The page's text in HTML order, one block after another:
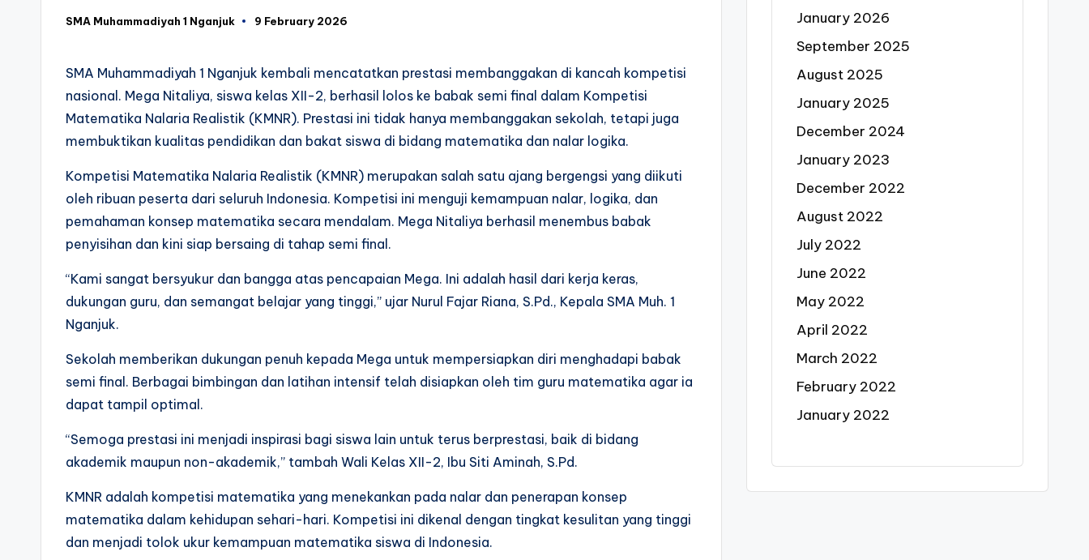
Posted
SMA Muhammadiyah 1 Nganjuk 9 February 2026
SMA Muhammadiyah 1 Nganjuk kembali mencatatkan prestasi membanggakan di kancah kompetisi
nasional. Mega Nitaliya, siswa kelas XII-2, berhasil lolos ke babak semi final dalam Kompetisi
Matematika Nalaria Realistik (KMNR). Prestasi ini tidak hanya membanggakan sekolah, tetapi juga
membuktikan kualitas pendidikan dan bakat siswa di bidang matematika dan nalar logika.
Kompetisi Matematika Nalaria Realistik (KMNR) merupakan salah satu ajang bergengsi yang diikuti
oleh ribuan peserta dari seluruh Indonesia. Kompetisi ini menguji kemampuan nalar, logika, dan
pemahaman konsep matematika secara mendalam. Mega Nitaliya berhasil menembus babak
penyisihan dan kini siap bersaing di tahap semi final.
“Kami sangat bersyukur dan bangga atas pencapaian Mega. Ini adalah hasil dari kerja keras,
dukungan guru, dan semangat belajar yang tinggi,” ujar Nurul Fajar Riana, S.Pd., Kepala SMA Muh. 1
Nganjuk.
Sekolah memberikan dukungan penuh kepada Mega untuk mempersiapkan diri menghadapi babak
semi final. Berbagai bimbingan dan latihan intensif telah disiapkan oleh tim guru matematika agar ia
dapat tampil optimal.
“Semoga prestasi ini menjadi inspirasi bagi siswa lain untuk terus berprestasi, baik di bidang
akademik maupun non-akademik,” tambah Wali Kelas XII-2, Ibu Siti Aminah, S.Pd.
KMNR adalah kompetisi matematika yang menekankan pada nalar dan penerapan konsep
matematika dalam kehidupan sehari-hari. Kompetisi ini dikenal dengan tingkat kesulitan yang tinggi
dan menjadi tolok ukur kemampuan matematika siswa di Indonesia.
January 2026
September 2025
August 2025
January 2025
December 2024
January 2023
December 2022
August 2022
July 2022
June 2022
May 2022
April 2022
March 2022
February 2022
January 2022